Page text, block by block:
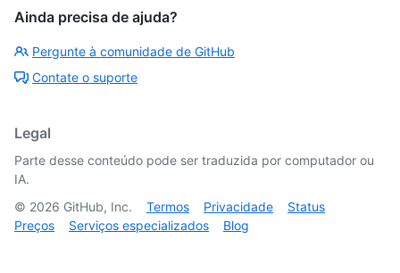
Ainda precisa de ajuda?
Pergunte à comunidade de GitHub
Contate o suporte
Legal
Parte desse conteúdo pode ser traduzida por computador ou
IA.
© 2026 GitHub, Inc. Termos Privacidade
Status
Preços
Serviços especializados Blog